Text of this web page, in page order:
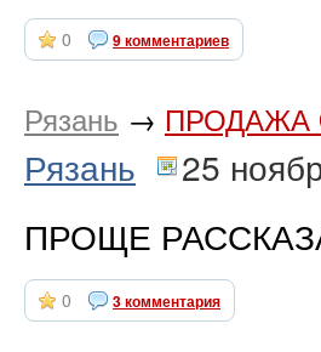
0 9 комментариев
Рязань → ПРОДАЖА
Рязань
25
ПРОЩЕ
0 3 комментария